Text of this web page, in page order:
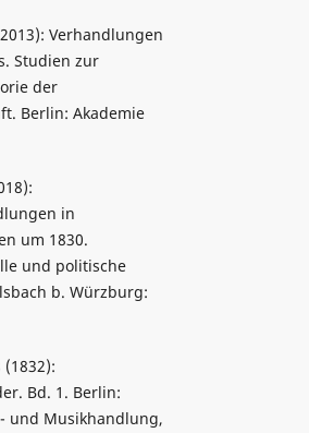
Verhandlungen
Studien zur
der
Berlin: Akademie
in
um 1830.
und politische
b. Würzburg:
Bd. 1. Berlin:
und Musikhandlung,